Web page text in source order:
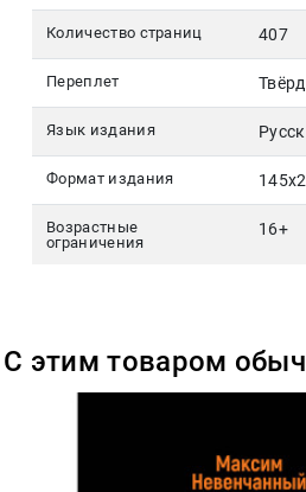
Количество страниц 407
Переплет
Язык издания
Формат издания
Возрастные
ограничения
16+
С этим товаром